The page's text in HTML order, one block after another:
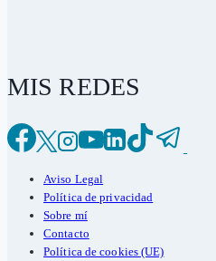
MIS REDES
Aviso Legal
Política de privacidad
Sobre mí
Contacto
Política de cookies (UE)